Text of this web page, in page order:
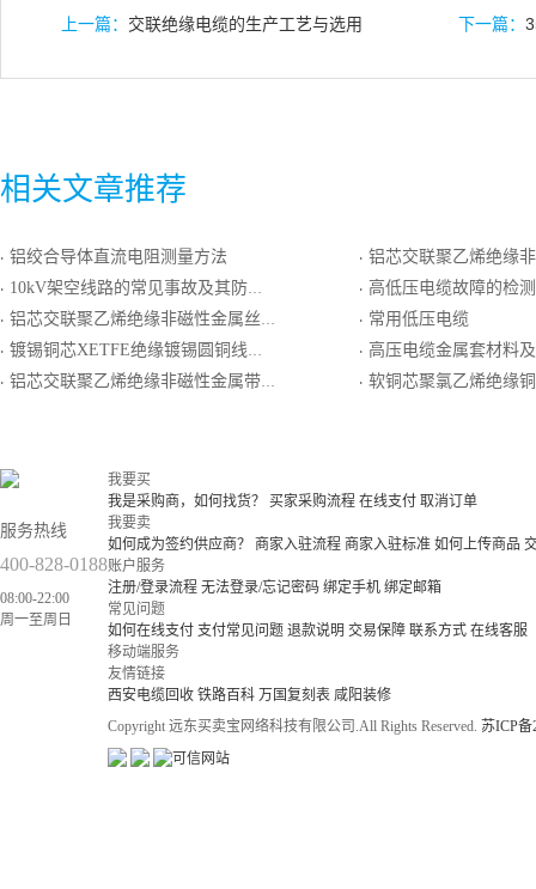
上一篇： 交联绝缘电缆的生产工艺与选用 下一篇：
相关文章推荐
· 铝绞合导体直流电阻测量方法
· 10kV架空线路的常见事故及其防范措施
· 铝芯交联聚乙烯绝缘非磁性金属丝铠装聚氯乙烯护套电力电缆
· 镀锡铜芯XETFE绝缘镀锡圆铜线编织屏蔽FEP护套轻型电线电缆
· 铝芯交联聚乙烯绝缘非磁性金属带铠装聚氯乙烯护套电力电缆
· 铝芯交联聚乙烯绝缘非磁性金属带铠装
· 高低压电缆故障的检
· 常用低压电缆
· 高压电缆金属套材料
· 软铜芯聚氯乙烯绝缘铜带屏蔽聚
服务热线
400-828-0188
08:00-22:00
周一至周日
我要买
我是采购商，如何找货？
买家采购流程 在线支付 取消订单
我要卖
如何成为签约供应商？
商家入驻流程 商家入驻标准 如何上传商品
账户服务
注册/登录流程 无法登录/忘记密码 绑定手机 绑定邮箱
常见问题
如何在线支付 支付常见问题 退款说明 交易保障 联系方式 在线客服
移动端服务
友情链接
西安电缆回收 铁路百科 万国复刻表 咸阳装修
Copyright 远东买卖宝网络科技有限公司.All Rights Reserved. 苏ICP备